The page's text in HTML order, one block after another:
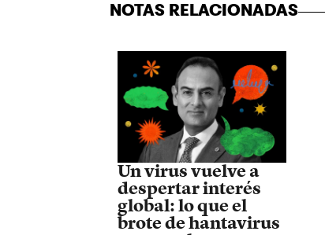
NOTAS RELACIONADAS
Un virus vuelve a
despertar interés
global: lo que el
brote de hantavirus